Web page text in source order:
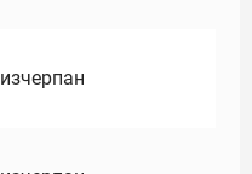
изчерпан